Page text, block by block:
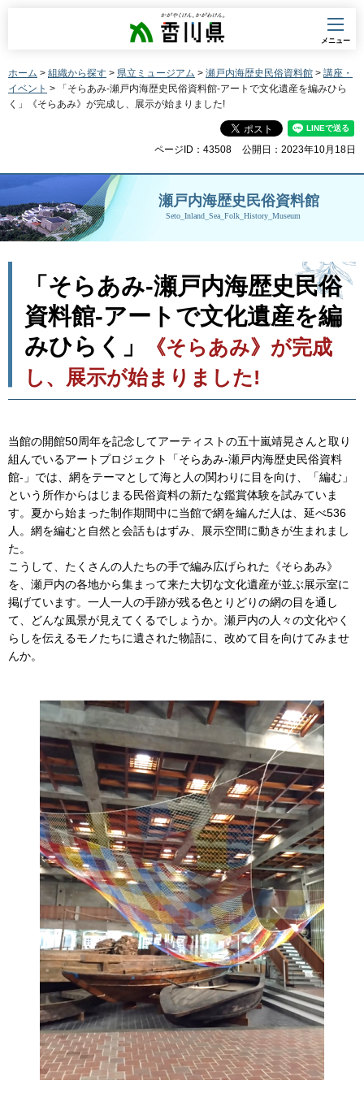
香川県
メニュー
ホーム > 組織から探す > 県立ミュージアム > 瀬戸内海歴史民俗資料館 > 講座・
イベント > 「そらあみ-瀬戸内海歴史民俗資料館-アートで文化遺産を編みひら
く」《そらあみ》が完成し、展示が始まりました!
ページID：43508 公開日：2023年10月18日
瀬戸内海歴史民俗資料館
Seto_Inland_Sea_Folk_History_Museum
「そらあみ-瀬戸内海歴史民俗
資料館-アートで文化遺産を編
みひらく」
《そらあみ》が完成
し、展示が始まりました!
当館の開館50周年を記念してアーティストの五十嵐靖晃さんと取り
組んでいるアートプロジェクト「そらあみ-瀬戸内海歴史民俗資料
館-」では、網をテーマとして海と人の関わりに目を向け、「編む」
という所作からはじまる民俗資料の新たな鑑賞体験を試みていま
す。夏から始まった制作期間中に当館で網を編んだ人は、延べ536
人。網を編むと自然と会話もはずみ、展示空間に動きが生まれまし
た。
こうして、たくさんの人たちの手で編み広げられた《そらあみ》
を、瀬戸内の各地から集まって来た大切な文化遺産が並ぶ展示室に
掲げています。一人一人の手跡が残る色とりどりの網の目を通し
て、どんな風景が見えてくるでしょうか。瀬戸内の人々の文化やく
らしを伝えるモノたちに遺された物語に、改めて目を向けてみませ
んか。